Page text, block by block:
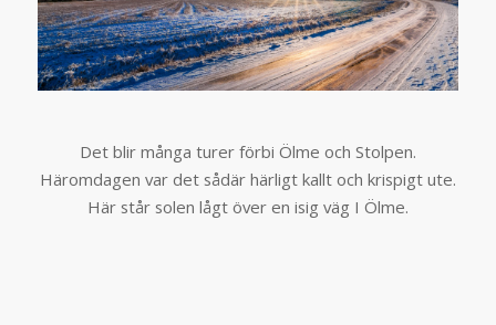
Det blir många turer förbi Ölme och Stolpen.
Häromdagen var det sådär härligt kallt och krispigt ute.
Här står solen lågt över en isig väg I Ölme.